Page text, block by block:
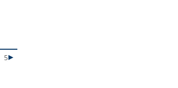
5J